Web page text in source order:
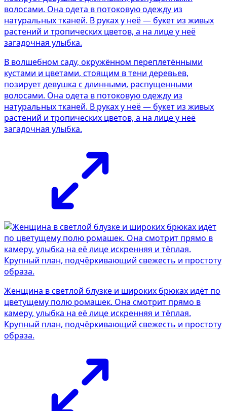
В волшебном саду, окружённом переплетёнными
кустами и цветами, стоящим в тени деревьев,
позирует девушка с длинными, распущенными
волосами. Она одета в потоковую одежду из
натуральных тканей. В руках у неё — букет из живых
растений и тропических цветов, а на лице у неё
загадочная улыбка.
Женщина в светлой блузке и широких брюках идёт по
цветущему полю ромашек. Она смотрит прямо в
камеру, улыбка на её лице искренняя и тёплая.
Крупный план, подчёркивающий свежесть и простоту
образа.